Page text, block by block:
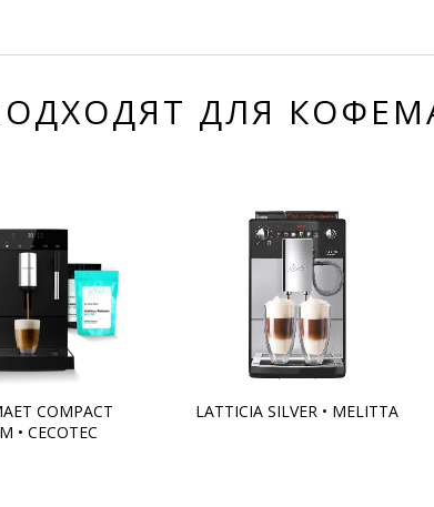
ДЛЯ
COMPACT
• CECOTEC
LATTICIA SILVER • MELITTA